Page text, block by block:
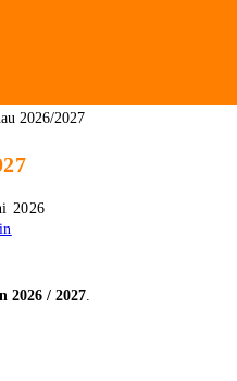
2026
2026 / 2027.